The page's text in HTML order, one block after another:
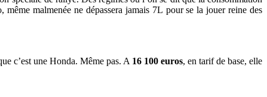
malmenée ne dépassera jamais 7L pour se la jouer reine des
c’est une Honda. Même pas. A 16 100 euros, en tarif de base, elle